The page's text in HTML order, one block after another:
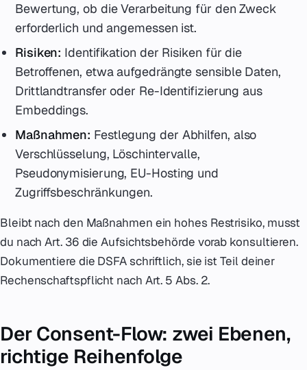
Bewertung, ob die Verarbeitung für den Zweck
erforderlich und angemessen ist.
Risiken: Identifikation der Risiken für die
Betroffenen, etwa aufgedrängte sensible Daten,
Drittlandtransfer oder Re-Identifizierung aus
Embeddings.
Maßnahmen: Festlegung der Abhilfen, also
Verschlüsselung, Löschintervalle,
Pseudonymisierung, EU-Hosting und
Zugriffsbeschränkungen.
Bleibt nach den Maßnahmen ein hohes Restrisiko, musst
du nach Art. 36 die Aufsichtsbehörde vorab konsultieren.
Dokumentiere die DSFA schriftlich, sie ist Teil deiner
Rechenschaftspflicht nach Art. 5 Abs. 2.
Der Consent-Flow: zwei Ebenen,
richtige Reihenfolge